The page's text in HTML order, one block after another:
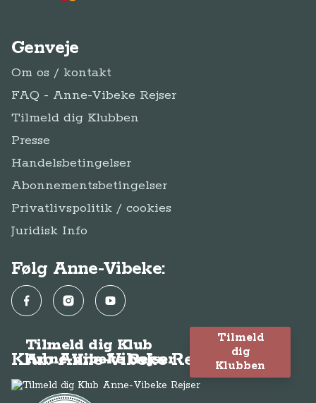
Genveje
Om os / kontakt
FAQ - Anne-Vibeke Rejser
Tilmeld dig Klubben
Presse
Handelsbetingelser
Abonnementsbetingelser
Privatlivspolitik / cookies
Juridisk Info
Følg Anne-Vibeke:
FacebookInstagramYouTube
Klub Anne-Vibeke Rejser
Tilmeld dig Klub
Anne-Vibeke Rejser
Tilmeld
dig
Klubben